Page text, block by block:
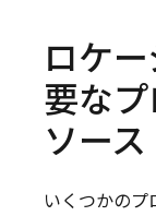
ロケ
要な
ソース
いくつかのプ